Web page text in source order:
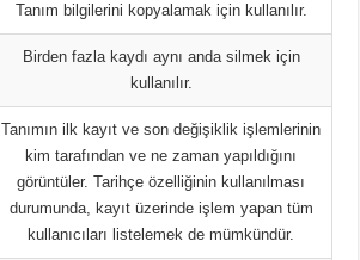
Tanım bilgilerini kopyalamak için kullanılır.
Birden fazla kaydı aynı anda silmek için
kullanılır.
Tanımın ilk kayıt ve son değişiklik işlemlerinin
kim tarafından ve ne zaman yapıldığını
görüntüler. Tarihçe özelliğinin kullanılması
durumunda, kayıt üzerinde işlem yapan tüm
kullanıcıları listelemek de mümkündür.